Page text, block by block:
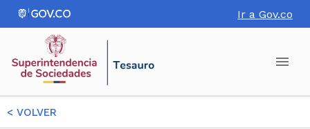
Ir a Gov.co
< VOLVER